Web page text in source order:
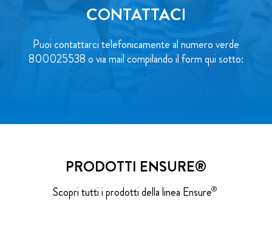
NUTRIZIONE
CONTATTACI
Puoi contattarci telefonicamente al numero verde
800025538o via mail compilando il form qui sotto:
PRODOTTI ENSURE®
Scopri tutti i prodotti della linea Ensure®